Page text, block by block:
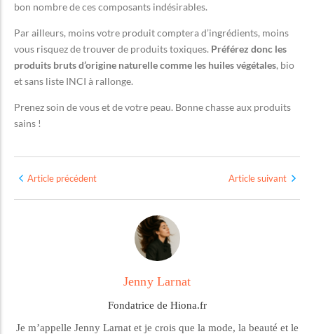
bon nombre de ces composants indésirables.
Par ailleurs, moins votre produit comptera d’ingrédients, moins
vous risquez de trouver de produits toxiques. Préférez donc les
produits bruts d’origine naturelle comme les huiles végétales, bio
et sans liste INCI à rallonge.
Prenez soin de vous et de votre peau. Bonne chasse aux produits
sains !
Article précédent Article suivant
Jenny Larnat
Fondatrice de Hiona.fr
Je m’appelle Jenny Larnat et je crois que la mode, la beauté et le